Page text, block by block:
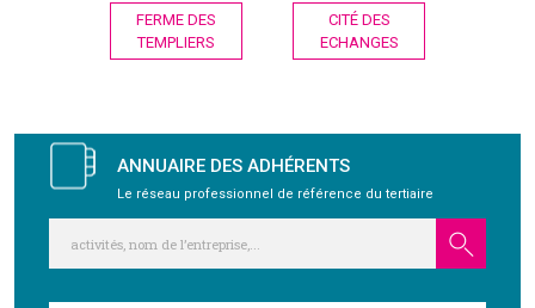
Navigation
l’article
FERME DES
TEMPLIERS
CITÉ DES
ECHANGES
ANNUAIRE DES ADHÉRENTS
Le réseau professionnel de référence du tertiaire